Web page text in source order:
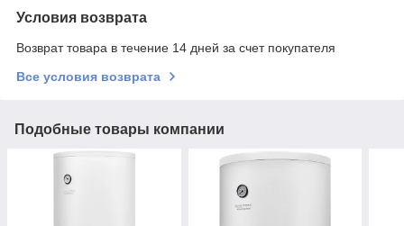
Условия возврата
Возврат товара в течение 14 дней за счет покупателя
Все условия возврата
Подобные товары компании